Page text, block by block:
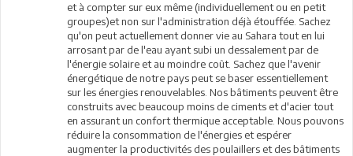
et à compter sur eux même (individuellement ou en petit
groupes)et non sur l'administration déjà étouffée. Sachez
qu'on peut actuellement donner vie au Sahara tout en lui
arrosant par de l'eau ayant subi un dessalement par de
l'énergie solaire et au moindre coût. Sachez que l'avenir
énergétique de notre pays peut se baser essentiellement
sur les énergies renouvelables. Nos bâtiments peuvent être
construits avec beaucoup moins de ciments et d'acier tout
en assurant un confort thermique acceptable. Nous pouvons
réduire la consommation de l'énergies et espérer
augmenter la productivités des poulaillers et des bâtiments